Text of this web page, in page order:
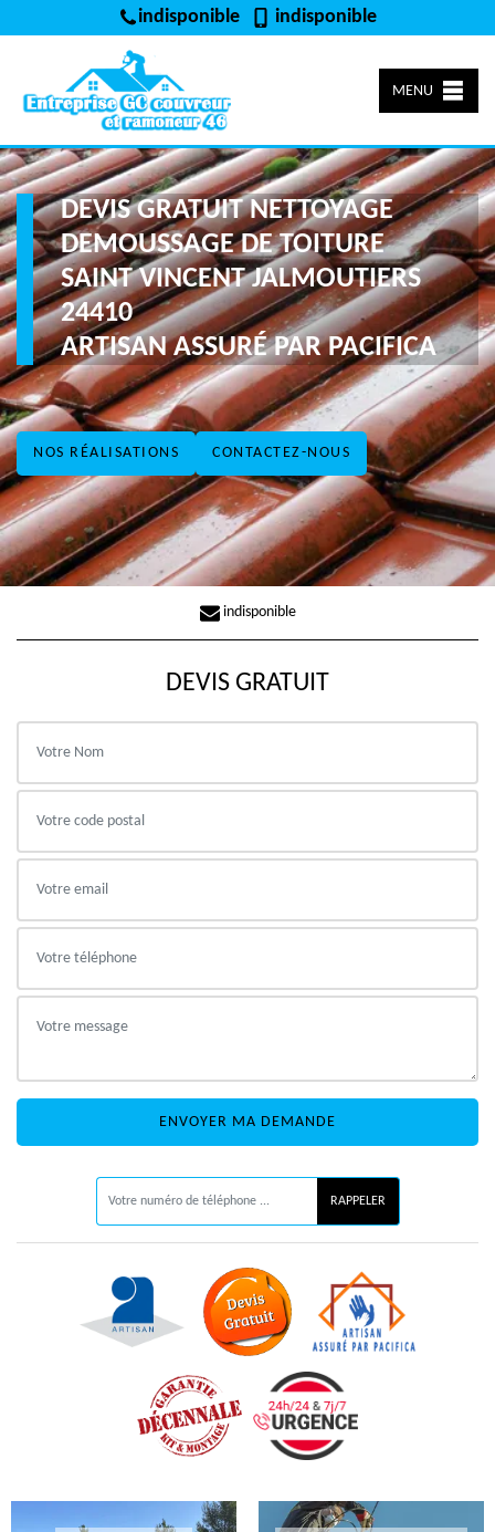
indisponible indisponible
MENU
NOS RÉALISATIONS CONTACTEZ-NOUS
DEVIS GRATUIT NETTOYAGE
DEMOUSSAGE DE TOITURE
SAINT VINCENT JALMOUTIERS
24410
ARTISAN ASSURÉ PAR PACIFICA
indisponible
DEVIS GRATUIT